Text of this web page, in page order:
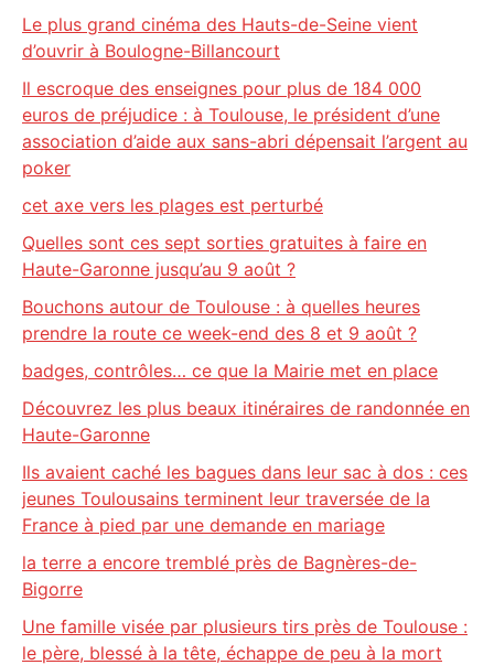
Le plus grand cinéma des Hauts-de-Seine vient
d’ouvrir à Boulogne-Billancourt
Il escroque des enseignes pour plus de 184 000
euros de préjudice : à Toulouse, le président d’une
association d’aide aux sans-abri dépensait l’argent au
poker
cet axe vers les plages est perturbé
Quelles sont ces sept sorties gratuites à faire en
Haute-Garonne jusqu’au 9 août ?
Bouchons autour de Toulouse : à quelles heures
prendre la route ce week-end des 8 et 9 août ?
badges, contrôles… ce que la Mairie met en place
Découvrez les plus beaux itinéraires de randonnée en
Haute-Garonne
Ils avaient caché les bagues dans leur sac à dos : ces
jeunes Toulousains terminent leur traversée de la
France à pied par une demande en mariage
la terre a encore tremblé près de Bagnères-de-
Bigorre
Une famille visée par plusieurs tirs près de Toulouse :
le père, blessé à la tête, échappe de peu à la mort